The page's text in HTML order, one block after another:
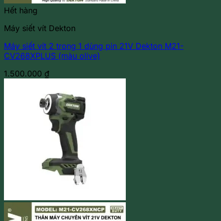
Hết hàng
Máy siết vít Dekton
Máy siết vít 2 trong 1 dùng pin 21V Dekton M21-
CV268XPLUS (màu olive)
1.500.000 ₫